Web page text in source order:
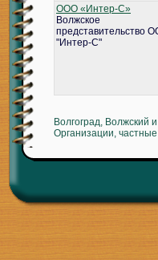
ООО «Интер-С»
Волжское
представительство
"Интер-С"
Волгоград, Волжский
Организации,